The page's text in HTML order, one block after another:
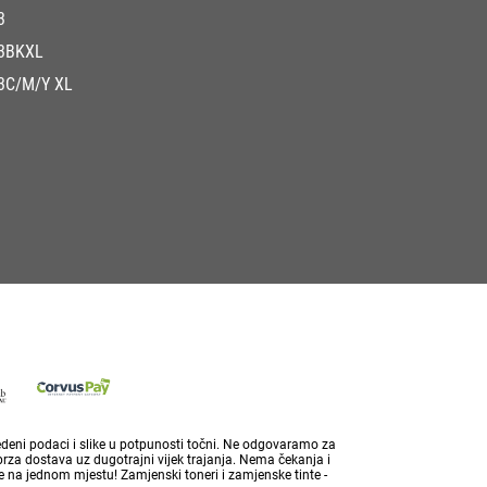
M/Y XL
podaci i slike u potpunosti točni. Ne odgovaramo za
dostava uz dugotrajni vijek trajanja. Nema čekanja i
jednom mjestu! Zamjenski toneri i zamjenske tinte -